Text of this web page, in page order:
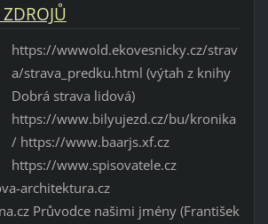
https://wwwold.ekovesnicky.cz/strav
a/strava_predku.html (výtah z knihy
Dobrá strava lidová)
https://www.bilyujezd.cz/bu/kronika
/ https://www.baarjs.xf.cz
https://www.spisovatele.cz
architektura.cz
Průvodce našimi jmény (František